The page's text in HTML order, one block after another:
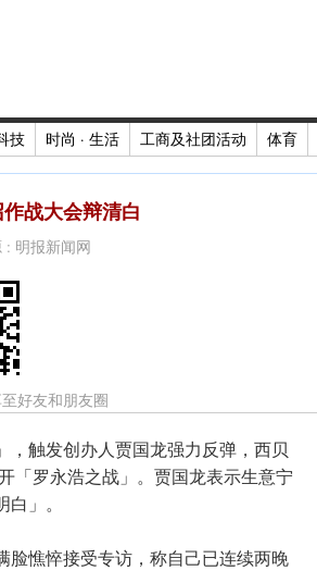
技 时尚 · 生活 工商及社团活动 体育
战大会辩清白
: 明报新闻网
好友和朋友圈
触发创办人贾国龙强力反弹，西贝
「罗永浩之战」。贾国龙表示生意宁
」。
脸憔悴接受专访，称自己已连续两晚